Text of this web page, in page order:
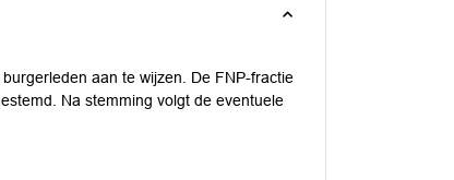
aan te wijzen. De FNP-fractie
Na stemming volgt de eventuele